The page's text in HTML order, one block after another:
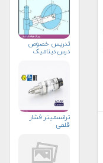
تدریس خصوص
درس دینامیک
ترانسمیتر فشار
قلمی